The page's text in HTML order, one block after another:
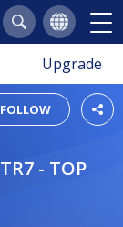
Upgrade
FOLLOW